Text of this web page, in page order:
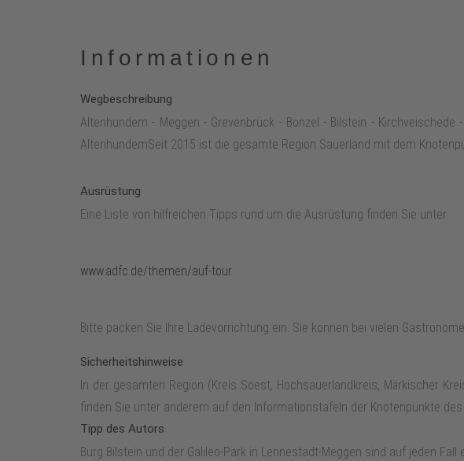
Informationen
Wegbeschreibung
Altenhundem - Meggen - Grevenbrück - Bonzel - Bilstein -
AltenhundemSeit 2015 ist die gesamte Region Sauerland mit dem
Ausrüstung
Eine Liste von hilfreichen Tipps rund um die Ausrüstung finden Sie unter:
www.adfc.de/themen/auf-tour
Bitte packen Sie Ihre Ladevorrichtung ein. Sie können bei vielen
Sicherheitshinweise
In der gesamten Region (Kreis Soest, Hochsauerlandkreis, Märkischer
finden Sie unter anderem auf den Informationstafeln der Knotenpunkte
Tipp des Autors
Burg Bilstein und der Galileo-Park in Lennestadt-Meggen sind auf jeden Fall